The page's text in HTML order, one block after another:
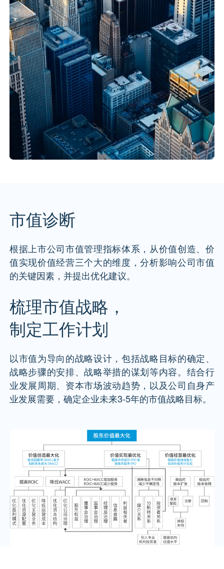
市值诊断
根据上市公司市值管理指标体系，从价值创造、价
值实现价值经营三个大的维度，分析影响公司市值
的关键因素，并提出优化建议。
梳理市值战略，
制定工作计划
以市值为导向的战略设计，包括战略目标的确定、
战略步骤的安排、战略举措的谋划等内容。结合行
业发展周期、资本市场波动趋势，以及公司自身产
业发展需要，确定企业未来3-5年的市值战略目标。